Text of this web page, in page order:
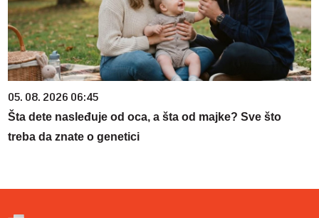
05. 08. 2026 06:45
Šta dete nasleđuje od oca, a šta od majke? Sve što
treba da znate o genetici